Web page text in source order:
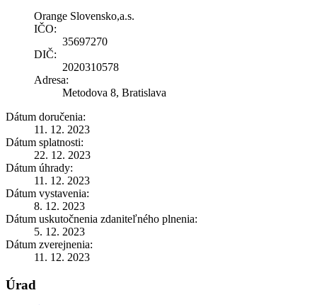
Orange Slovensko,a.s.
IČO:
35697270
DIČ:
2020310578
Adresa:
Metodova 8, Bratislava
Dátum doručenia:
11. 12. 2023
Dátum splatnosti:
22. 12. 2023
Dátum úhrady:
11. 12. 2023
Dátum vystavenia:
8. 12. 2023
Dátum uskutočnenia zdaniteľného plnenia:
5. 12. 2023
Dátum zverejnenia:
11. 12. 2023
Úrad